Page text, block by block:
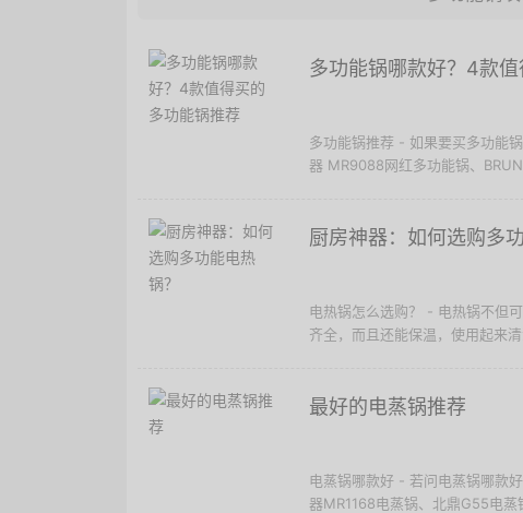
多功能锅哪款好？4款
多功能锅推荐 - 如果要买多功能
器 MR9088网红多功能锅、
厨房神器：如何选购多
电热锅怎么选购？ - 电热锅不但
齐全，而且还能保温，使用起来
最好的电蒸锅推荐
电蒸锅哪款好 - 若问电蒸锅哪款
器MR1168电蒸锅、北鼎G55电